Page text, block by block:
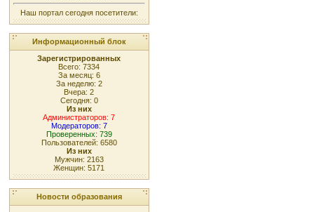
Наш портал сегодня посетители:
Информационный блок
Зарегистрированных
Всего: 7334
За месяц: 6
За неделю: 2
Вчера: 2
Сегодня: 0
Из них
Администраторов: 7
Модераторов: 7
Проверенных: 739
Пользователей: 6580
Из них
Мужчин: 2163
Женщин: 5171
Новости образования